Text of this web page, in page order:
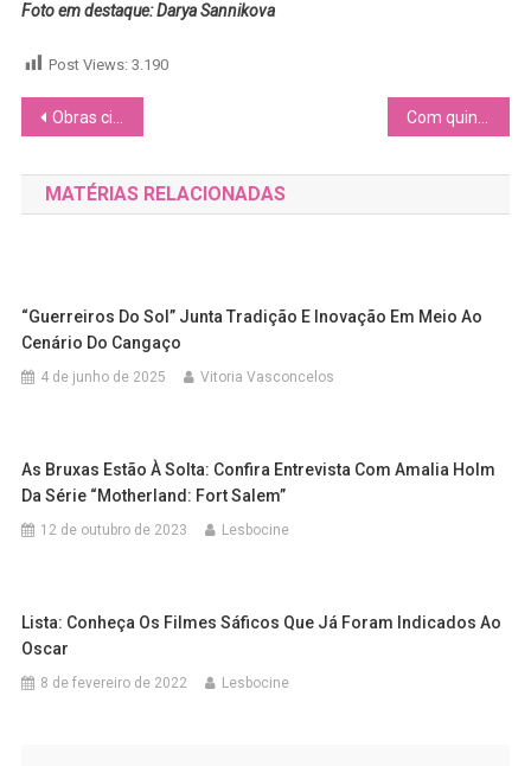
Foto em destaque: Darya Sannikova
Post Views: 3.190
Navegação
de
Post
Obras cinematográficas com representatividade são carro chefe da 78ª edição de Cannes
MATÉRIAS RELACIONADAS
“Guerreiros Do Sol” Junta Tradição E Inovação Em Meio Ao
Cenário Do Cangaço
4 de junho de 2025 Vitoria Vasconcelos
As Bruxas Estão À Solta: Confira Entrevista Com Amalia Holm
Da Série “Motherland: Fort Salem”
12 de outubro de 2023 Lesbocine
Lista: Conheça Os Filmes Sáficos Que Já Foram Indicados Ao
Oscar
8 de fevereiro de 2022 Lesbocine